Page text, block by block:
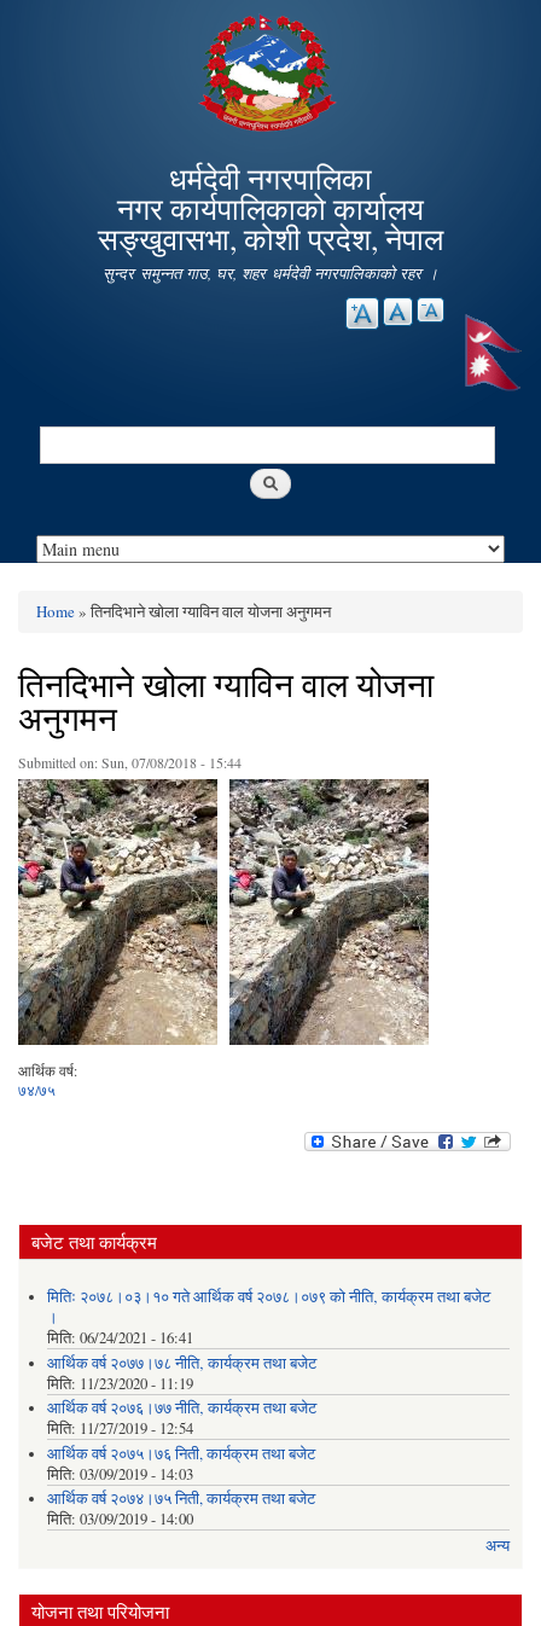
main
content
धर्मदेवी नगरपालिका
नगर कार्यपालिकाको कार्यालय
सङ्खुवासभा, कोशी प्रदेश, नेपाल
सुन्दर समुन्नत गाउ, घर, शहर धर्मदेवी नगरपालिकाको रहर ।
Search
Home» तिनदिभाने खोला ग्याविन वाल योजना अनुगमन
तिनदिभाने खोला ग्याविन वाल योजना
अनुगमन
Submitted on:Sun, 07/08/2018 - 15:44
आर्थिक वर्ष:
७४/७५
बजेट तथा कार्यक्रम
मितिः २०७८।०३।१० गते आर्थिक वर्ष २०७८।०७९ को नीति‚ कार्यक्रम तथा बजेट
।
मिति: 06/24/2021 - 16:41
आर्थिक वर्ष २०७७।७८ नीति‚ कार्यक्रम तथा बजेट
मिति: 11/23/2020 - 11:19
आर्थिक वर्ष २०७६।७७ नीति‚ कार्यक्रम तथा बजेट
मिति: 11/27/2019 - 12:54
आर्थिक वर्ष २०७५।७६ निती, कार्यक्रम तथा बजेट
मिति: 03/09/2019 - 14:03
आर्थिक वर्ष २०७४।७५ निती, कार्यक्रम तथा बजेट
मिति: 03/09/2019 - 14:00
अन्य
योजना तथा परियोजना